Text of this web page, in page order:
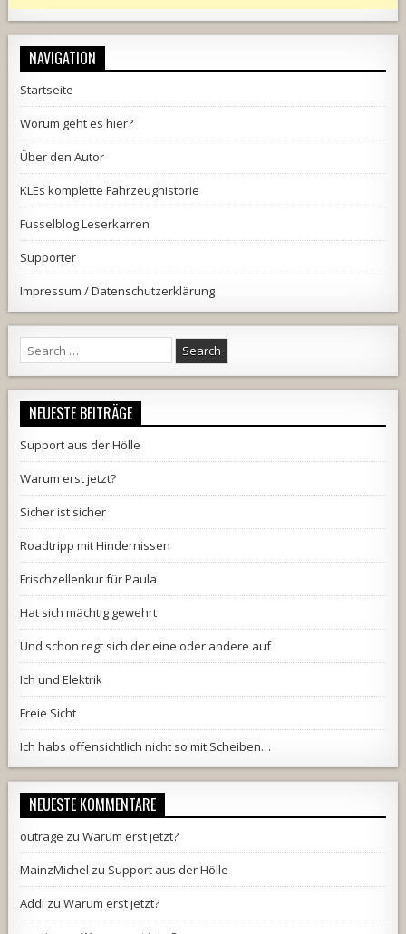
NAVIGATION
Startseite
Worum geht es hier?
Über den Autor
KLEs komplette Fahrzeughistorie
Fusselblog Leserkarren
Supporter
Impressum / Datenschutzerklärung
Search
for:
NEUESTE BEITRÄGE
Support aus der Hölle
Warum erst jetzt?
Sicher ist sicher
Roadtripp mit Hindernissen
Frischzellenkur für Paula
Hat sich mächtig gewehrt
Und schon regt sich der eine oder andere auf
Ich und Elektrik
Freie Sicht
Ich habs offensichtlich nicht so mit Scheiben…
NEUESTE KOMMENTARE
outrage zuWarum erst jetzt?
MainzMichel zu Support aus der Hölle
Addi zuWarum erst jetzt?